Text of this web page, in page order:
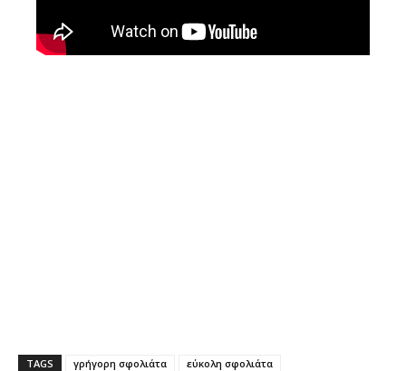
TAGS γρήγορη σφολιάτα
εύκολη σφολιάτα